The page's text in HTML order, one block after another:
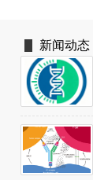
新闻动态